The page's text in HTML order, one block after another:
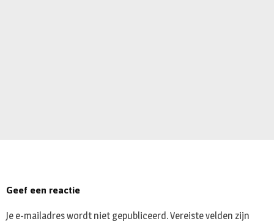
Geef een reactie
Je e-mailadres wordt niet gepubliceerd.Vereiste velden zijn